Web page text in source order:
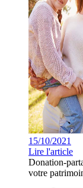
15/10/2021
Lire l'article
Donation-
votre